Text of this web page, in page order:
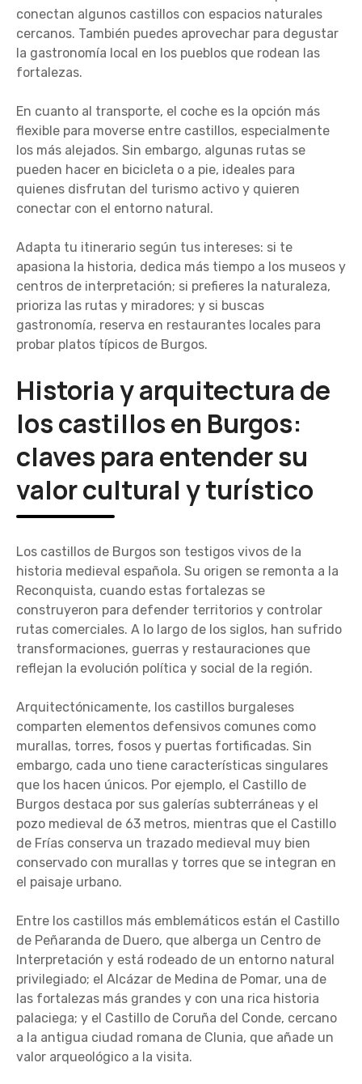
conectan algunos castillos con espacios naturales
cercanos. También puedes aprovechar para degustar
la gastronomía local en los pueblos que rodean las
fortalezas.
En cuanto al transporte, el coche es la opción más
flexible para moverse entre castillos, especialmente
los más alejados. Sin embargo, algunas rutas se
pueden hacer en bicicleta o a pie, ideales para
quienes disfrutan del turismo activo y quieren
conectar con el entorno natural.
Adapta tu itinerario según tus intereses: si te
apasiona la historia, dedica más tiempo a los museos y
centros de interpretación; si prefieres la naturaleza,
prioriza las rutas y miradores; y si buscas
gastronomía, reserva en restaurantes locales para
probar platos típicos de Burgos.
Historia y arquitectura de
los castillos en Burgos:
claves para entender su
valor cultural y turístico
Los castillos de Burgos son testigos vivos de la
historia medieval española. Su origen se remonta a la
Reconquista, cuando estas fortalezas se
construyeron para defender territorios y controlar
rutas comerciales. A lo largo de los siglos, han sufrido
transformaciones, guerras y restauraciones que
reflejan la evolución política y social de la región.
Arquitectónicamente, los castillos burgaleses
comparten elementos defensivos comunes como
murallas, torres, fosos y puertas fortificadas. Sin
embargo, cada uno tiene características singulares
que los hacen únicos. Por ejemplo, el Castillo de
Burgos destaca por sus galerías subterráneas y el
pozo medieval de 63 metros, mientras que el Castillo
de Frías conserva un trazado medieval muy bien
conservado con murallas y torres que se integran en
el paisaje urbano.
Entre los castillos más emblemáticos están el Castillo
de Peñaranda de Duero, que alberga un Centro de
Interpretación y está rodeado de un entorno natural
privilegiado; el Alcázar de Medina de Pomar, una de
las fortalezas más grandes y con una rica historia
palaciega; y el Castillo de Coruña del Conde, cercano
a la antigua ciudad romana de Clunia, que añade un
valor arqueológico a la visita.